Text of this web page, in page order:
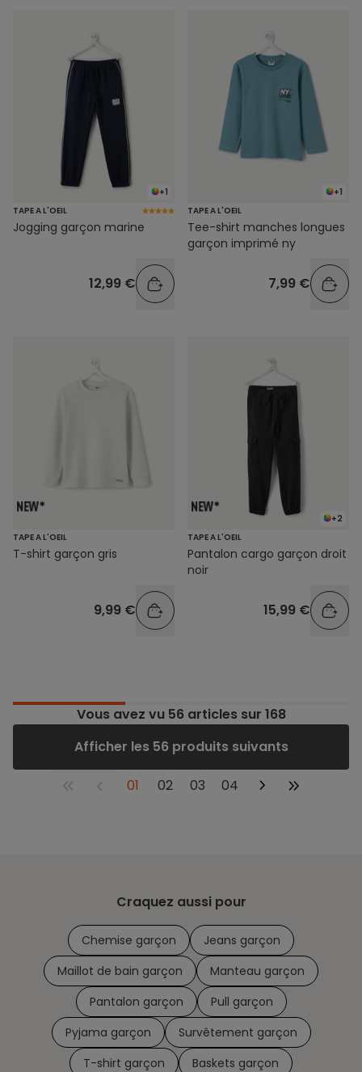
+1
TAPE A L'OEIL
Jogging garçon marine
12,99 €
+1
TAPE A L'OEIL
Tee-shirt manches longues
garçon imprimé ny
7,99 €
TAPE A L'OEIL
T-shirt garçon gris
9,99 €
+2
TAPE A L'OEIL
Pantalon cargo garçon droit
noir
15,99 €
Vous avez vu 56articles sur 168
Afficher les 56 produits suivants
01 02 03 04
Craquez aussi pour
Chemise garçon
Jeans garçon
Maillot de bain garçon
Manteau garçon
Pantalon garçon
Pull garçon
Pyjama garçon
Survêtement garçon
T-shirt garçon
Baskets garçon